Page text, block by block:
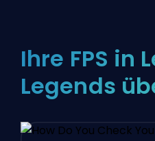
Ihre FPS in
Legends